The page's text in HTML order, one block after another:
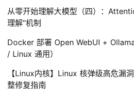
从零开始理解大模型（四）：
理解"机制
Docker 部署 Open WebUI +
/ Linux 通用）
【Linux内核】Linux 核弹级高危漏
整修复指南